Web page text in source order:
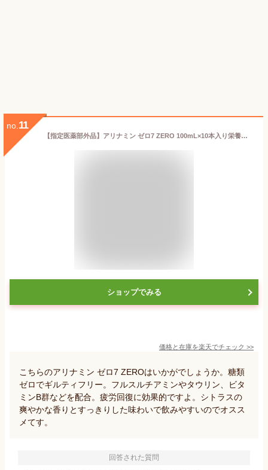
no. 11
【指定医薬部外品】アリナミン ゼロ7 ZERO 100mL×10本入り栄養ドリンク アリナミン製薬
ショップでみる
価格と在庫を楽天でチェック >>
こちらのアリナミン ゼロ7 ZEROはいかがでしょうか。糖類
ゼロでギルティフリー。フルスルチアミンやタウリン、ビタ
ミンB群などを配合。疲労回復に効果的ですよ。シトラスの
爽やかな香りとすっきりした味わいで飲みやすいのでオスス
メてす。
回答された質問